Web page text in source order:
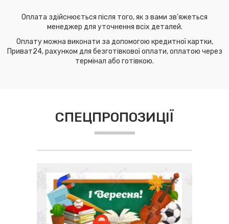
Оплата здійснюється після того, як з вами зв'яжеться
менеджер для уточнення всіх деталей.
Оплату можна виконати за допомогою кредитної картки,
Приват24, рахунком для безготівкової оплати, оплатою через
термінал або готівкою.
СПЕЦПРОПОЗИЦІЇ